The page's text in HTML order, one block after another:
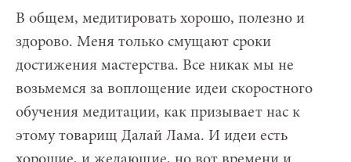
В общем, медитировать хорошо, полезно и
здорово. Меня только смущают сроки
достижения мастерства. Все никак мы не
возьмемся за воплощение идеи скоростного
обучения медитации, как призывает нас к
этому товарищ Далай Лама. И идеи есть